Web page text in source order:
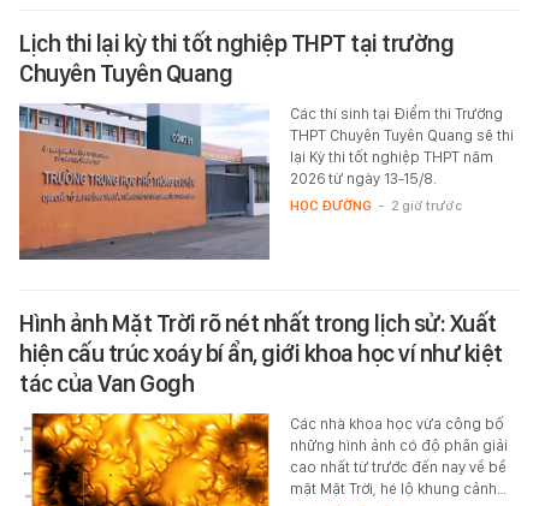
Lịch thi lại kỳ thi tốt nghiệp THPT tại trường
Chuyên Tuyên Quang
Các thí sinh tại Điểm thi Trường
THPT Chuyên Tuyên Quang sẽ thi
lại Kỳ thi tốt nghiệp THPT năm
2026 từ ngày 13-15/8.
HỌC ĐƯỜNG - 2 giờ trước
Hình ảnh Mặt Trời rõ nét nhất trong lịch sử: Xuất
hiện cấu trúc xoáy bí ẩn, giới khoa học ví như kiệt
tác của Van Gogh
Các nhà khoa học vừa công bố
những hình ảnh có độ phân giải
cao nhất từ trước đến nay về bề
mặt Mặt Trời, hé lộ khung cảnh…